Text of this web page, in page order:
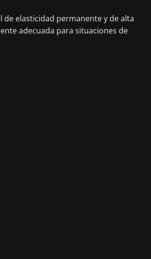
elasticidad permanente y de alta
adecuada para situaciones de